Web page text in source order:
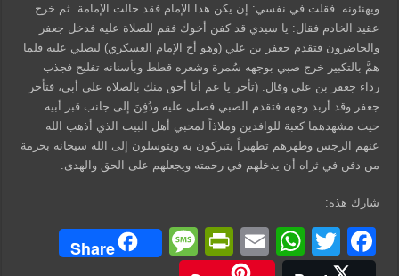
ويهنئونه. فقلت في نفسي: إن يكن هذا الإمام فقد حالت الإمامة. ثم خرج
عقيد الخادم فقال: يا سيدي قد كفن أخوك فقم للصلاة عليه فدخل جعفر
والحاضرون فتقدم جعفر بن علي (وهو أخ الإمام العسكري) ليصلي عليه فلما
همَّ بالتكبير خرج صبي بوجهه سُمرة وشعره قطط وبأسنانه تفليح فجذب
رداء جعفر بن علي وقال: (تأخر يا عم أنا أحق منك بالصلاة على أبي، فتأخر
جعفر وقد أربد وجهه فتقدم الصبي فصلى عليه ودُفِنَ إلى جانب قبر أبيه
حيث مشهدهما كعبة للوافدين وملاذاً لمحبي أهل البيت الذي أذهب الله
عنهم الرجس وطهرهم تطهيراً يتبركون به ويتوسلون إلى الله سيحانه بحرمة
من دفن في ثراه أن يدخلهم في رحمته ويجعلهم على الحق والهدى.
شارك هذه:
F
a
T
wi
W
h
E
m
Pr
in
M
Share